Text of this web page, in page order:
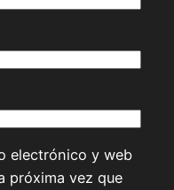
electrónico y web
próxima vez que